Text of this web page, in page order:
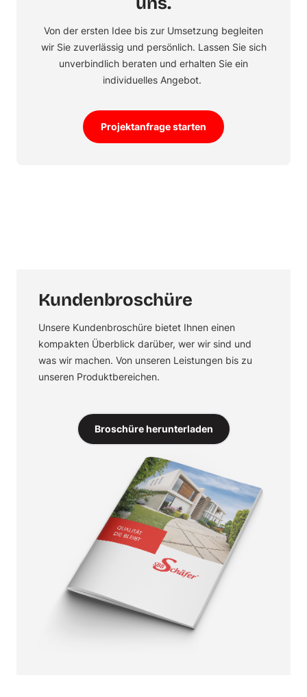
Von der ersten Idee bis zur Umsetzung begleiten
wir Sie zuverlässig und persönlich. Lassen Sie sich
unverbindlich beraten und erhalten Sie ein
individuelles Angebot.
Projektanfrage starten
Kundenbroschüre
Unsere Kundenbroschüre bietet Ihnen einen
kompakten Überblick darüber, wer wir sind und
was wir machen. Von unseren Leistungen bis zu
unseren Produktbereichen.
Broschüre herunterladen